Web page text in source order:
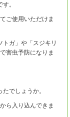
。
ご使用いただけま
ガ」や「スジキリ
害虫予防になりま
でしょうか。
ら入り込んできま